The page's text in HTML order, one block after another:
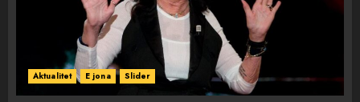
Aktualitet E jona Slider